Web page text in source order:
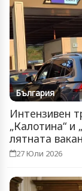
България
Интензивен
„Калотина“ и
лятната
27 Юли 2026